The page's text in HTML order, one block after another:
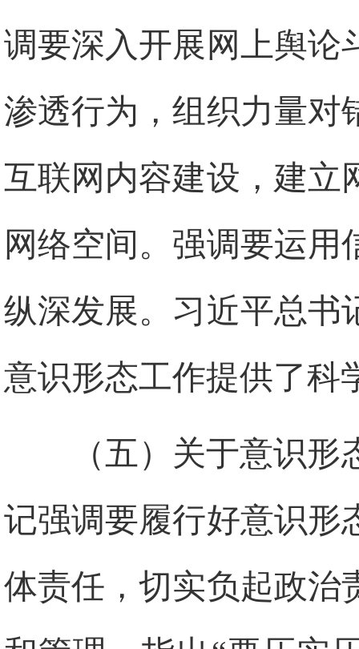
调要深入开展网上舆论
渗透行为，组织力量对
互联网内容建设，建立
网络空间。强调要运用
纵深发展。习近平总书
意识形态工作提供了科
（五）关于意识
记强调要履行好意识形
体责任，切实负起政治